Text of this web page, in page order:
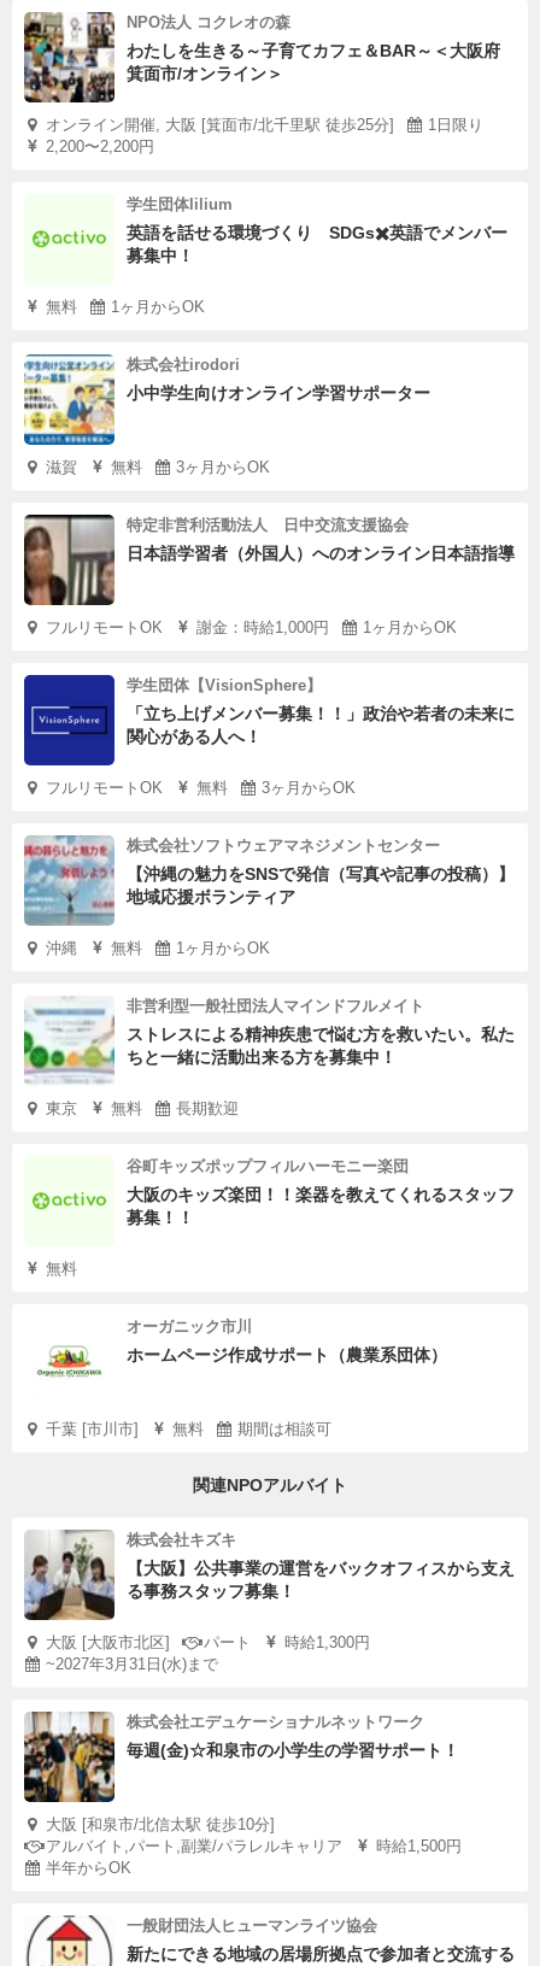
NPO法人 コクレオの森
わたしを生きる～子育てカフェ＆BAR～＜大阪府
箕面市/オンライン＞
オンライン開催, 大阪 [箕面市/北千里駅 徒歩25分]
1日限り
2,200〜2,200円
学生団体lilium
英語を話せる環境づくり SDGs✖️英語でメンバー
募集中！
無料 1ヶ月からOK
株式会社irodori
小中学生向けオンライン学習サポーター
滋賀 無料 3ヶ月からOK
特定非営利活動法人 日中交流支援協会
日本語学習者（外国人）へのオンライン日本語指導
フルリモートOK 謝金：時給1,000円 1ヶ月からOK
学生団体【VisionSphere】
「立ち上げメンバー募集！！」政治や若者の未来に
関心がある人へ！
フルリモートOK 無料 3ヶ月からOK
株式会社ソフトウェアマネジメントセンター
【沖縄の魅力をSNSで発信（写真や記事の投稿）】
地域応援ボランティア
沖縄 無料 1ヶ月からOK
非営利型一般社団法人マインドフルメイト
ストレスによる精神疾患で悩む方を救いたい。私た
ちと一緒に活動出来る方を募集中！
東京 無料 長期歓迎
谷町キッズポップフィルハーモニー楽団
大阪のキッズ楽団！！楽器を教えてくれるスタッフ
募集！！
無料
オーガニック市川
ホームページ作成サポート（農業系団体）
千葉 [市川市] 無料 期間は相談可
関連NPOアルバイト
株式会社キズキ
【大阪】公共事業の運営をバックオフィスから支え
る事務スタッフ募集！
大阪 [大阪市北区] パート
時給1,300円
~2027年3月31日(水)まで
株式会社エデュケーショナルネットワーク
毎週(金)☆和泉市の小学生の学習サポート！
大阪 [和泉市/北信太駅 徒歩10分]
アルバイト,パート,副業/パラレルキャリア
時給1,500円
半年からOK
一般財団法人ヒューマンライツ協会
新たにできる地域の居場所拠点で参加者と交流する